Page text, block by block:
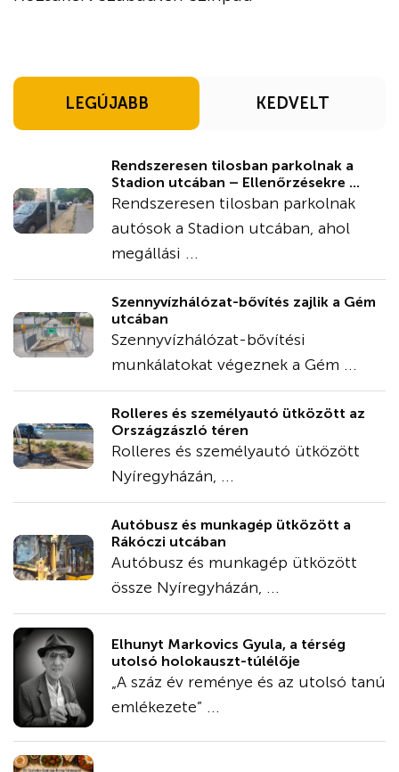
LEGÚJABB KEDVELT
Rendszeresen tilosban parkolnak a
Stadion utcában – Ellenőrzésekre ...
Rendszeresen tilosban parkolnak
autósok a Stadion utcában, ahol
megállási ...
Szennyvízhálózat-bővítés zajlik a Gém
utcában
Szennyvízhálózat-bővítési
munkálatokat végeznek a Gém ...
Rolleres és személyautó ütközött az
Országzászló téren
Rolleres és személyautó ütközött
Nyíregyházán, ...
Autóbusz és munkagép ütközött a
Rákóczi utcában
Autóbusz és munkagép ütközött
össze Nyíregyházán, ...
Elhunyt Markovics Gyula, a térség
utolsó holokauszt-túlélője
„A száz év reménye és az utolsó tanú
emlékezete” ...